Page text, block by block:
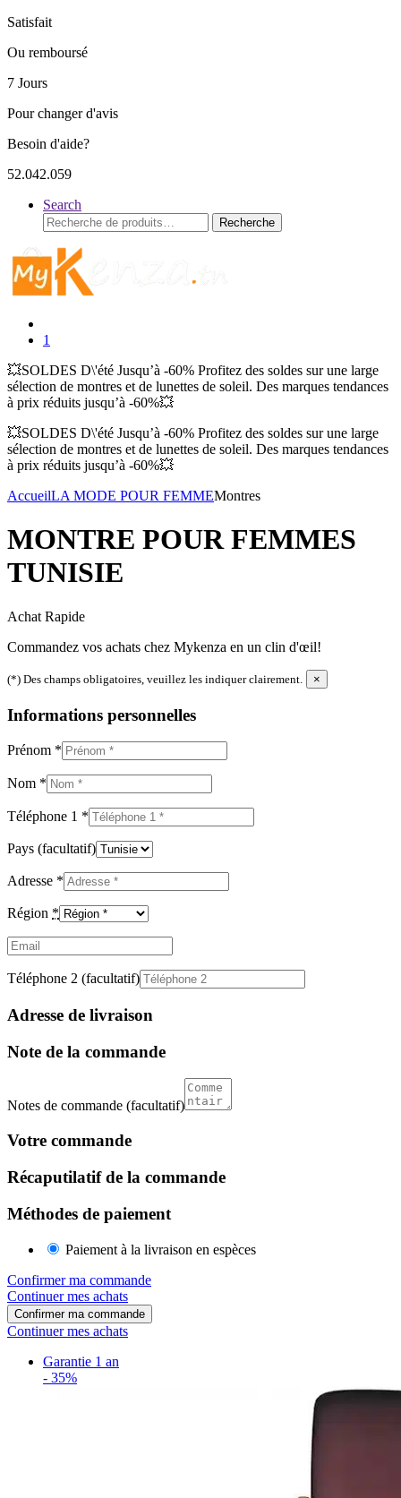
Satisfait
Ou remboursé
7 Jours
Pour changer d'avis
Besoin d'aide?
52.042.059
Search
Recherche
pour :
Recherche
1
💥SOLDES D\'été Jusqu’à -60% Profitez des soldes sur une large
sélection de montres et de lunettes de soleil. Des marques tendances
à prix réduits jusqu’à -60%💥
💥SOLDES D\'été Jusqu’à -60% Profitez des soldes sur une large
sélection de montres et de lunettes de soleil. Des marques tendances
à prix réduits jusqu’à -60%💥
AccueilLA MODE POUR FEMMEMontres
MONTRE POUR FEMMES
TUNISIE
Achat Rapide
Commandez vos achats chez Mykenza en un clin d'œil!
(*) Des champs obligatoires, veuillez les indiquer clairement. ×
Informations personnelles
Prénom *
Nom *
Téléphone 1 *
Pays (facultatif)
Adresse *
Région *
Email
Téléphone 2 (facultatif)
Adresse de livraison
Note de la commande
Notes de commande (facultatif)
Votre commande
Récaputilatif de la commande
Méthodes de paiement
Paiement à la livraison en espèces
Confirmer ma commande
Continuer mes achats
Confirmer ma commande
Continuer mes achats
Garantie 1 an
- 35%